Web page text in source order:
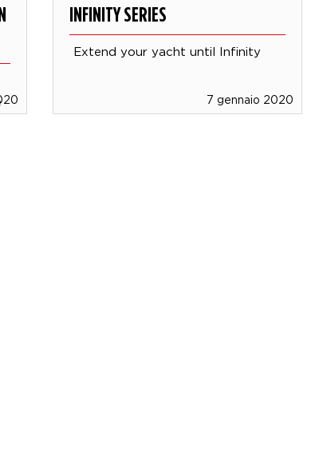
INFINITY SERIES
Extend your yacht until Infinity
7 gennaio 2020